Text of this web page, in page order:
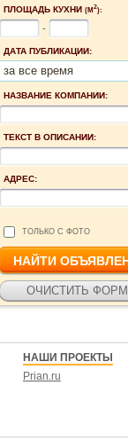
ПЛОЩАДЬ КУХНИ (М2):
-
ДАТА ПУБЛИКАЦИИ:
за все время
НАЗВАНИЕ КОМПАНИИ:
ТЕКСТ В ОПИСАНИИ:
АДРЕС:
ТОЛЬКО С ФОТО
НАШИ ПРОЕКТЫ
Prian.ru